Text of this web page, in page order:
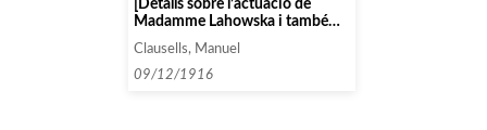
[Detalls sobre l’actuació de
Madamme Lahowska i també
Clausells, Manuel
09/12/1916